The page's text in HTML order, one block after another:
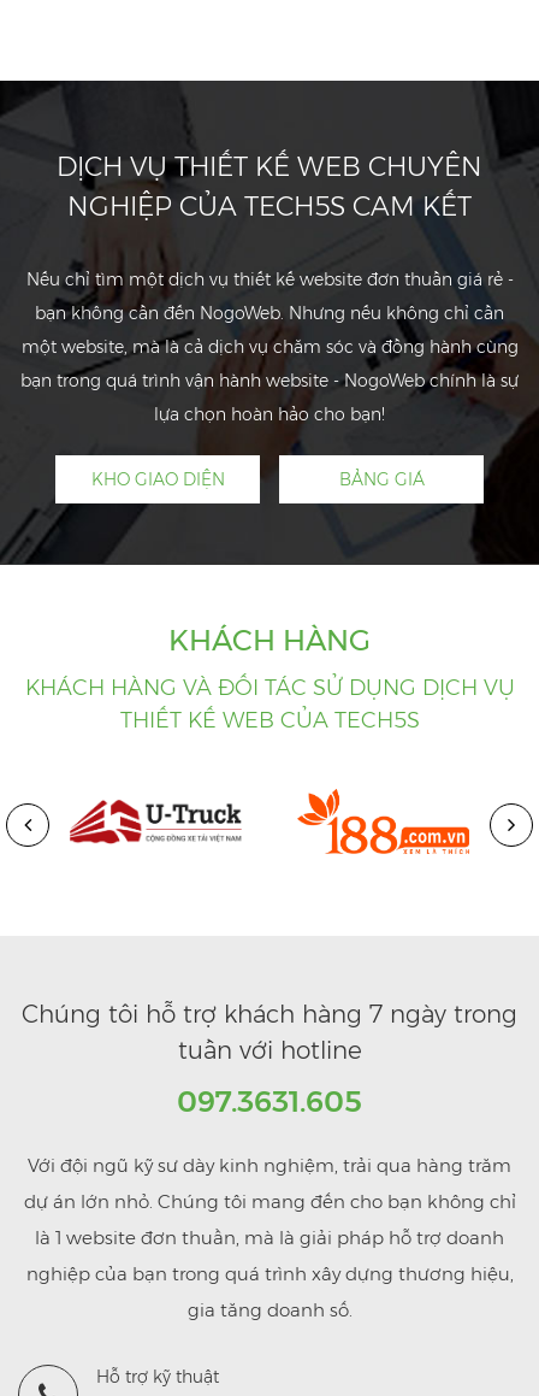
DỊCH VỤ THIẾT KẾ WEB CHUYÊN
NGHIỆP CỦA TECH5S CAM KẾT
Nếu chỉ tìm một dịch vụ thiết kế website đơn thuần giá rẻ -
bạn không cần đến NogoWeb. Nhưng nếu không chỉ cần
một website, mà là cả dịch vụ chăm sóc và đồng hành cùng
bạn trong quá trình vận hành website - NogoWeb chính là sự
lựa chọn hoàn hảo cho bạn!
KHO GIAO DIỆN BẢNG GIÁ
KHÁCH HÀNG
KHÁCH HÀNG VÀ ĐỐI TÁC SỬ DỤNG DỊCH VỤ
THIẾT KẾ WEB CỦA TECH5S
Chúng tôi hỗ trợ khách hàng 7 ngày trong
tuần với hotline
097.3631.605
Với đội ngũ kỹ sư dày kinh nghiệm, trải qua hàng trăm
dự án lớn nhỏ. Chúng tôi mang đến cho bạn không chỉ
là 1 website đơn thuần, mà là giải pháp hỗ trợ doanh
nghiệp của bạn trong quá trình xây dựng thương hiệu,
gia tăng doanh số.
Hỗ trợ kỹ thuật